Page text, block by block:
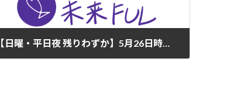
【日曜・平日夜 残りわずか】5月26日時点 空き状況のご案内